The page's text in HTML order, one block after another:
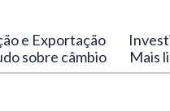
e Exportação
sobre câmbio Mais